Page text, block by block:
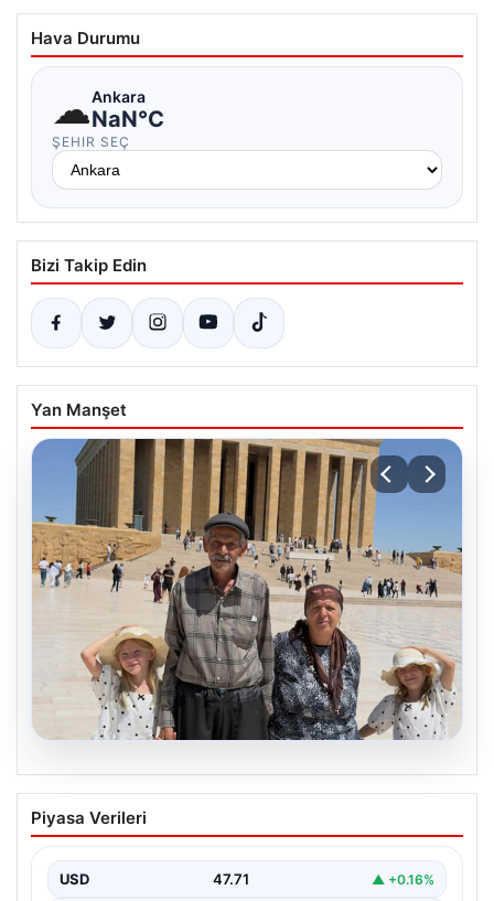
Hava Durumu
☁Ankara
NaN°C
ŞEHIR SEÇ
Bizi Takip Edin
Yan Manşet
05.08.2026
Yıldırım ailesinin 34 yıllık mucizesi:
Anıtkabir hayali gerçek oldu
Zeynep Yıldırım (59), tam 34 yıl boyunca…
Piyasa Verileri
USD 47.71 ▲ +0.16%